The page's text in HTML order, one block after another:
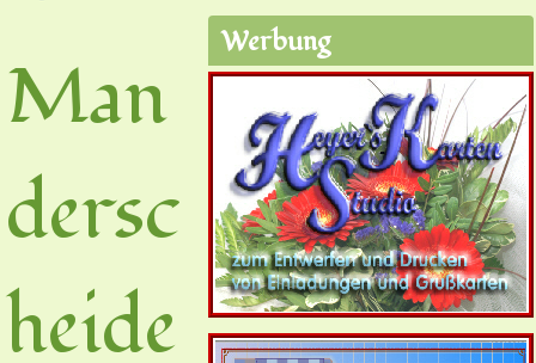
Man
dersc
heide
Werbung